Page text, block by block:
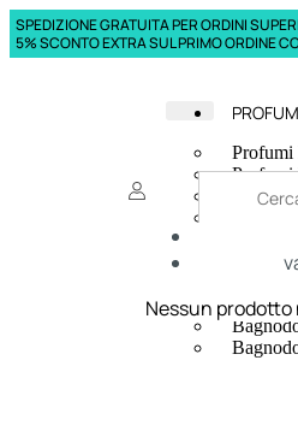
SPEDIZIONE GRATUITA PER ORDINI
5% SCONTO EXTRA SUL PRIMO ORDINE
Profumi
Profumi
Corpo
Corpo
Creme
Nessun prodotto